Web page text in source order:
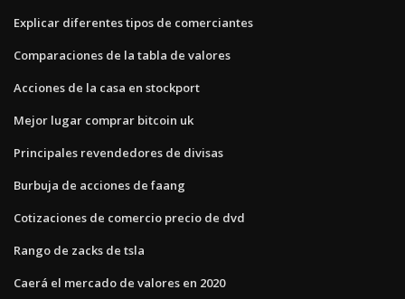
Explicar diferentes tipos de comerciantes
Comparaciones de la tabla de valores
Acciones de la casa en stockport
Mejor lugar comprar bitcoin uk
Principales revendedores de divisas
Burbuja de acciones de faang
Cotizaciones de comercio precio de dvd
Rango de zacks de tsla
Caerá el mercado de valores en 2020